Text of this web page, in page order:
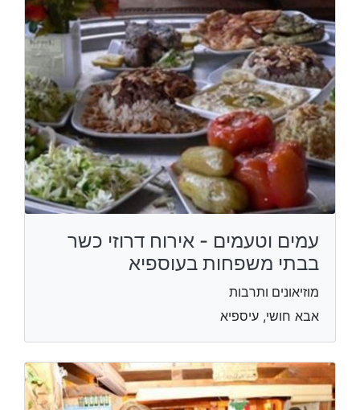
עמים וטעמים - אירוח דרוזי כשר
בבתי משפחות בעוספיא
מוזיאונים ותרבות
אבא חושי, עיספיא